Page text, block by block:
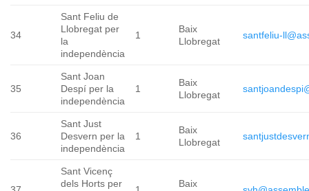
34
Sant Feliu de
Llobregat per
la
independència
1
Baix
Llobregat
santfeliu-
35
Sant Joan
Despí per la
independència
1
Baix
Llobregat
36
Sant Just
Desvern per la
independència
1
Baix
Llobregat
Sant Vicenç
dels Horts per
Baix